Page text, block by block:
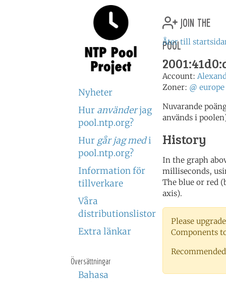
Nyheter
Hur använderjag
pool.ntp.org?
Hur går jag medi
pool.ntp.org?
Information för
tillverkare
Våra
distributionslistor
Extra länkar
Översättningar
Bahasa
join the
pool
Åter till
Account:
Zoner: @ europe
Nuvarande
används i
History
In the graph
milliseconds,
The blue or red
axis).
Please
Components